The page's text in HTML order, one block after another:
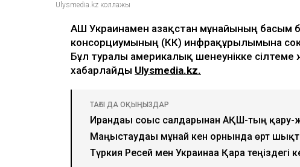
Ulysmedia.kz коллажы
АҚШ Украинамен Қазақстан мұнайының басым
консорциумының (КҚК) инфрақұрылымына
Бұл туралы америкалық шенеунікке
хабарлайды Ulysmedia.kz.
ТАҒЫ ДА ОҚЫҢЫЗДАР
Ирандағы соғыс салдарынан АҚШ-тың
Маңғыстаудағы мұнай кен орнында өрт
Түркия Ресей мен Украинаға Қара